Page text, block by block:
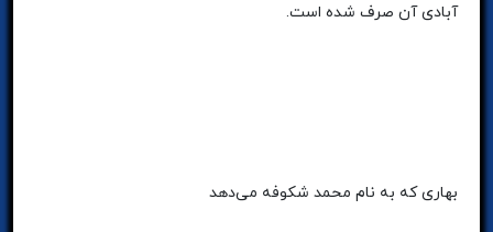
آبادی آن صرف شده است.
بهاری که به نام محمد شکوفه می‌دهد